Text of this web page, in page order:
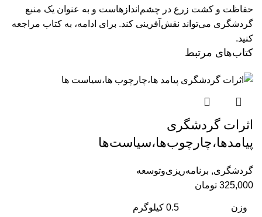
حفاظت و کشت زرع در چشم‌اندازهاست و به عنوان یک منبع
گردشگری می‌تواند نقش‌آفرینی کند. برای ادامه،‌ به کتاب مراجعه
کنید.
کتاب‌های مرتبط
اثرات گردشگری
پیامد‌ها،چارچوب‌ها،سیاست‌ها
گردشگری, برنامه‌ریزی‌وتوسعه
325,000 تومان
وزن 0.5 کیلوگرم